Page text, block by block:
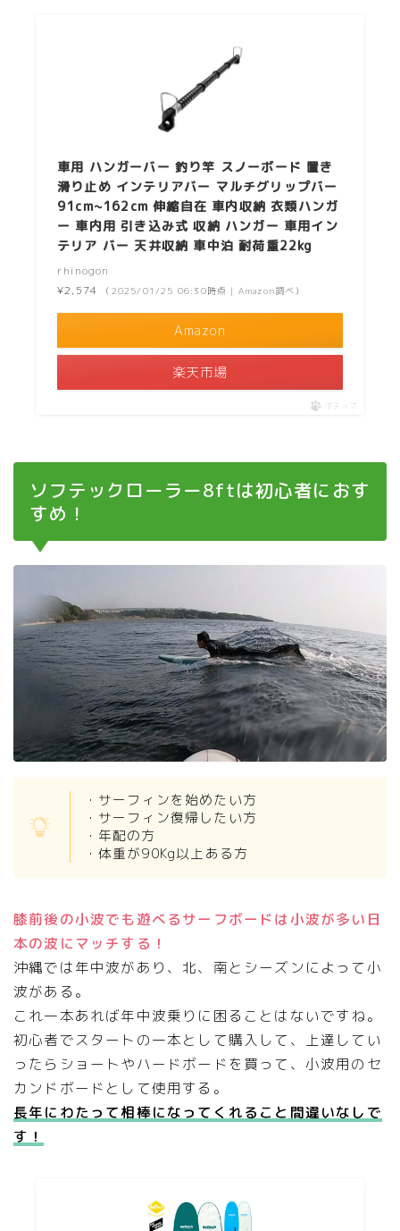
車用 ハンガーバー 釣り竿 スノーボード 置き
滑り止め インテリアバー マルチグリップバー
91cm~162cm 伸縮自在 車内収納 衣類ハンガ
ー 車内用 引き込み式 収納 ハンガー 車用イン
テリア バー 天井収納 車中泊 耐荷重22kg
rhinogon
¥2,574
（2025/01/25 06:30時点 | Amazon調べ）
Amazon
楽天市場
ポチップ
ソフテックローラー8ftは初心者におす
すめ！
・サーフィンを始めたい方
・サーフィン復帰したい方
・年配の方
・体重が90Kg以上ある方
膝前後の小波でも遊べるサーフボードは小波が多い日
本の波にマッチする！
沖縄では年中波があり、北、南とシーズンによって小
波がある。
これ一本あれば年中波乗りに困ることはないですね。
初心者でスタートの一本として購入して、上達してい
ったらショートやハードボードを買って、小波用のセ
カンドボードとして使用する。
長年にわたって相棒になってくれること間違いなしで
す！